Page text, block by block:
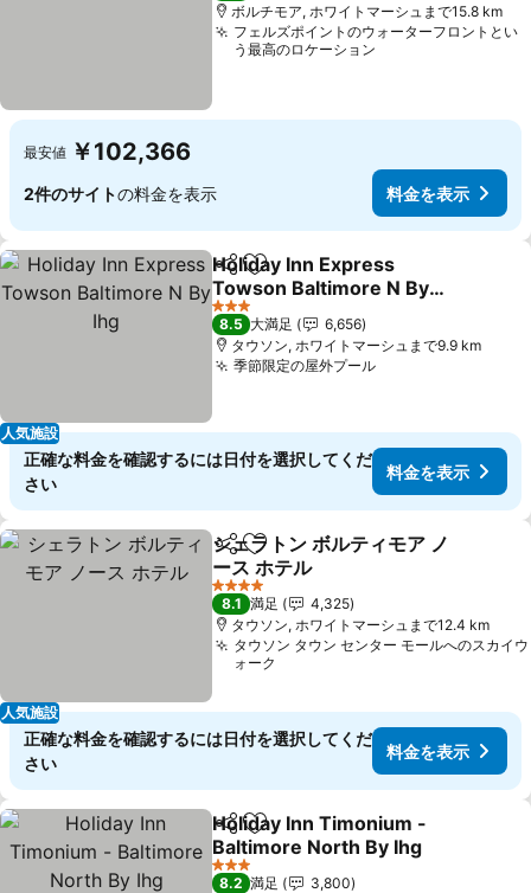
ボルチモア, ホワイトマーシュまで15.8 km
フェルズポイントのウォーターフロントとい
う最高のロケーション
最安値 ￥102,366
2件のサイトの料金を表示 料金を表示
人気施設
シェアお気に入りに追加
Holiday Inn Express
Towson Baltimore N By
Ihg
料金を表示
3 ホテルのランク
8.5 大満足
6,656
タウソン, ホワイトマーシュまで9.9 km
季節限定の屋外プール料金を表示
正確な料金を確認するには日付を選択してくだ
さい
料金を表示
人気施設
シェアお気に入りに追加
シェラトン ボルティモア ノ
ース ホテル
料金を表示
4 ホテルのランク
8.1 満足
4,325
タウソン, ホワイトマーシュまで12.4 km
タウソン タウン センター モールへのスカイウ
ォーク
正確な料金を確認するには日付を選択してくだ
さい
料金を表示
シェアお気に入りに追加
Holiday Inn Timonium -
Baltimore North By Ihg
料金を表示
3 ホテルのランク
8.2 満足
3,800